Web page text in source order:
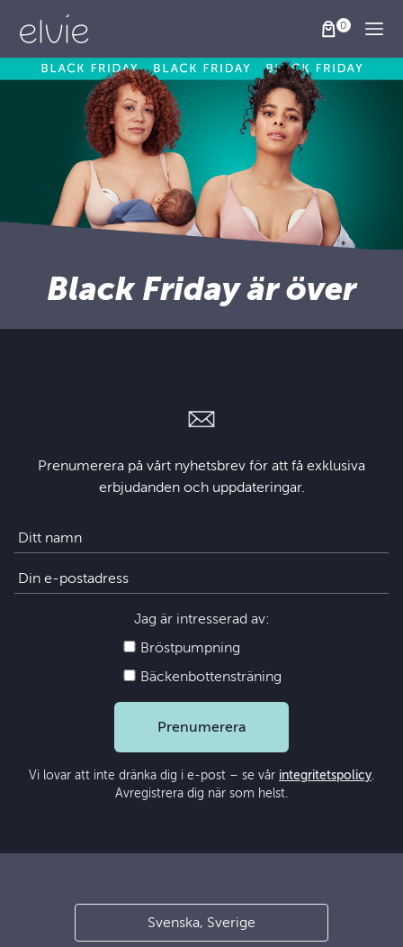
Black Friday är över
Prenumerera på vårt nyhetsbrev för att få exklusiva
erbjudanden och uppdateringar.
Jag är intresserad av:
Bröstpumpning
Bäckenbottensträning
Prenumerera
Vi lovar att inte dränka dig i e-post – se vår integritetspolicy.
Avregistrera dig när som helst.
Svenska, Sverige